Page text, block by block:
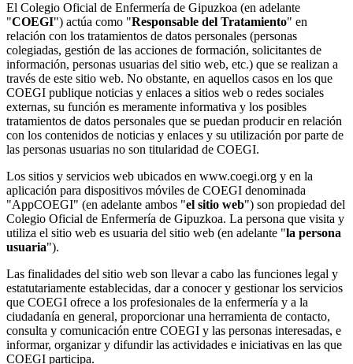
El Colegio Oficial de Enfermería de Gipuzkoa (en adelante
"COEGI") actúa como "Responsable del Tratamiento" en
relación con los tratamientos de datos personales (personas
colegiadas, gestión de las acciones de formación, solicitantes de
información, personas usuarias del sitio web, etc.) que se realizan a
través de este sitio web. No obstante, en aquellos casos en los que
COEGI publique noticias y enlaces a sitios web o redes sociales
externas, su función es meramente informativa y los posibles
tratamientos de datos personales que se puedan producir en relación
con los contenidos de noticias y enlaces y su utilización por parte de
las personas usuarias no son titularidad de COEGI.
Los sitios y servicios web ubicados en www.coegi.org y en la
aplicación para dispositivos móviles de COEGI denominada
"AppCOEGI" (en adelante ambos "el sitio web") son propiedad del
Colegio Oficial de Enfermería de Gipuzkoa. La persona que visita y
utiliza el sitio web es usuaria del sitio web (en adelante "la persona
usuaria").
Las finalidades del sitio web son llevar a cabo las funciones legal y
estatutariamente establecidas, dar a conocer y gestionar los servicios
que COEGI ofrece a los profesionales de la enfermería y a la
ciudadanía en general, proporcionar una herramienta de contacto,
consulta y comunicación entre COEGI y las personas interesadas, e
informar, organizar y difundir las actividades e iniciativas en las que
COEGI participa.